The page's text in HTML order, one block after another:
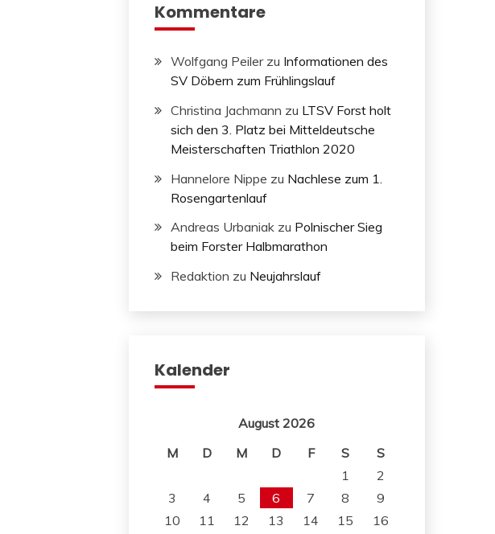
Kommentare
Wolfgang Peilerzu Informationen des
SV Döbern zum Frühlingslauf
Christina Jachmann zu LTSV Forst holt
sich den 3. Platz bei Mitteldeutsche
Meisterschaften Triathlon 2020
Hannelore Nippe zu Nachlese zum 1.
Rosengartenlauf
Andreas Urbaniakzu Polnischer Sieg
beim Forster Halbmarathon
Redaktion zu Neujahrslauf
Kalender
August 2026
M
D M D F S
S
1
2
3
4 5 6 7 8
9
10
11 12 13 14 15
16